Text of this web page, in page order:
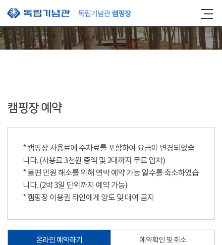
본문 바로가기
캠핑장 예약
* 캠핑장 사용료에 주차료를 포함하여 요금이 변경되었습
니다. (사용료 3천원 증액 및 2대까지 무료 입차)
* 불편 민원 해소를 위해 연박 예약 가능 일수를 축소하였습
니다. (2박 3일 단위까지 예약 가능)
* 캠핑장 이용권 타인에게 양도 및 대여 금지
온라인 예약하기 예약확인 및 취소